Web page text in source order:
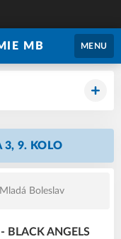
MB MENU
3, 9. KOLO
Boleslav
BLACK ANGELS